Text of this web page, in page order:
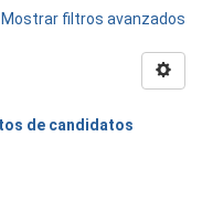
Mostrar filtros avanzados
de candidatos